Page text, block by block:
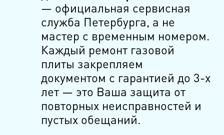
— официальная сервисная
служба Петербурга, а не
мастер с временным номером.
Каждый ремонт газовой
плиты закрепляем
документом с гарантией до 3-х
лет — это Ваша защита от
повторных неисправностей и
пустых обещаний.